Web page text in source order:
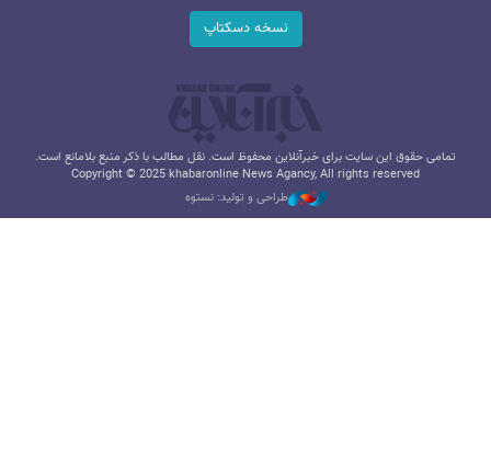
نسخه دسکتاپ
تمامی حقوق این سایت برای خبرآنلاین محفوظ است. نقل مطالب با ذکر منبع بلامانع است.
Copyright © 2025 khabaronline News Agancy, All rights reserved
طراحی و تولید: نستوه